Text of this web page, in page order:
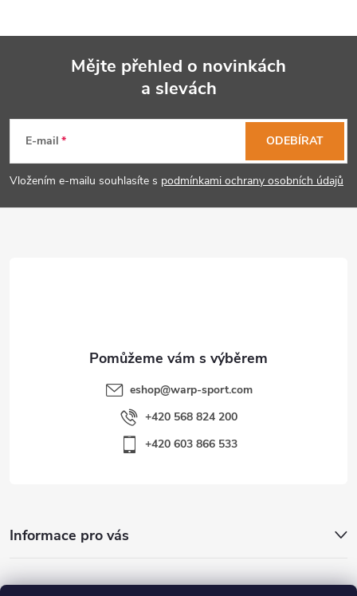
p
Mějte přehled o novinkách
a slevách
E-mail
Vložením e-mailu souhlasíte s podmínkami ochrany osobních údajů
ODEBÍRAT
eshop@warp-sport.com
+420 568 824 200
+420 603 866 533
Informace pro vás